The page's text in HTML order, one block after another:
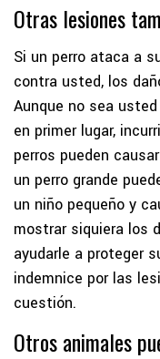
Otras lesiones
Si un perro ataca a
contra usted, los
Aunque no sea
en primer lugar,
perros pueden
un perro grande
un niño pequeño y
mostrar siquiera los
ayudarle a proteger
indemnice por las
cuestión.
Otros animales